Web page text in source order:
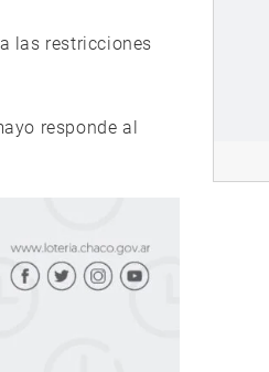
las restricciones
responde al